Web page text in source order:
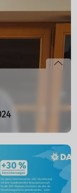
bei der
Moosburg des
Ingolf von